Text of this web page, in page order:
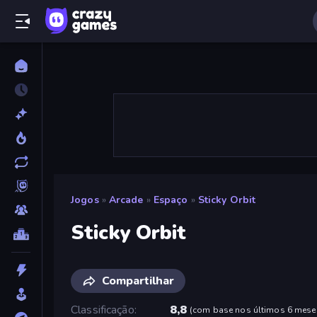
Jogos » Arcade » Espaço » Sticky Orbit
Sticky Orbit
Compartilhar
Classificação
8,8 (com base nos últimos 6